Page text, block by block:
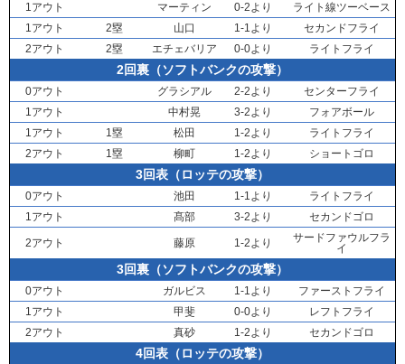
1アウト
マーティン 0-2より
ライト線ツーベース
1アウト
2塁 山口 1-1より
セカンドフライ
2アウト
2塁 エチェバリア 0-0より ライトフライ
2回裏（ソフトバンクの攻撃）
0アウト グラシアル 2-2より
センターフライ
1アウト
中村晃 3-2より
フォアボール
1アウト
1塁 松田 1-2より
ライトフライ
2アウト
1塁 柳町 1-2より ショートゴロ
3回表（ロッテの攻撃）
0アウト 池田 1-1より
ライトフライ
1アウト
髙部 3-2より セカンドゴロ
2アウト 藤原 1-2より
サードファウルフラ
イ
3回裏（ソフトバンクの攻撃）
0アウト ガルビス 1-1より
ファーストフライ
1アウト
甲斐 0-0より
レフトフライ
2アウト
真砂 1-2より セカンドゴロ
4回表（ロッテの攻撃）